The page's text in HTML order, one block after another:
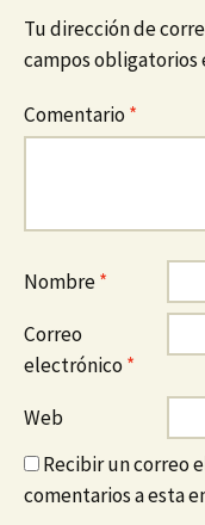
Tu dirección de
campos obligatorios
Comentario*
Nombre*
Correo
electrónico*
Web
Recibir un correo
comentarios a esta